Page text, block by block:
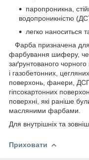
паропроникна,
водопроникністю
легко наноситься
Фарба призначена для
фарбування шиферу,
заґрунтованого
і газобетонних,
поверхонь, фанери,
гіпсокартонних
поверхні, які раніше
масляними фарбами.
Для внутрішніх та
Приховати